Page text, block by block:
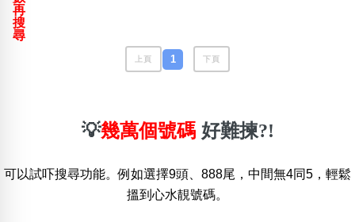
清除全部分類
再
搜
尋
上頁 1 下頁
💡幾萬個號碼 好難揀?!
可以試吓搜尋功能。例如選擇9頭、888尾，中間無4同5，輕鬆
搵到心水靚號碼。